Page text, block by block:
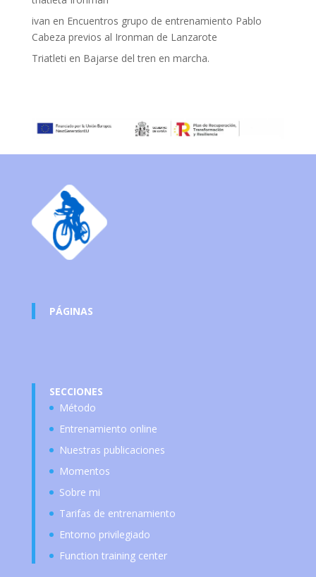
ivan en Encuentros grupo de entrenamiento Pablo
Cabeza previos al Ironman de Lanzarote
Triatleti en Bajarse del tren en marcha.
PÁGINAS
SECCIONES
Método
Entrenamiento online
Nuestras publicaciones
Momentos
Sobre mi
Tarifas de entrenamiento
Entorno privilegiado
Function training center